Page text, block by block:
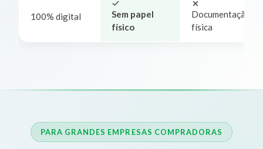
100% digital
Sem papel
físico
Documentação
física
PARA GRANDES EMPRESAS COMPRADORAS